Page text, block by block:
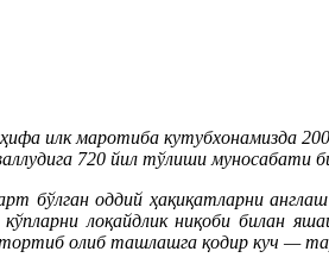
илк маротиба кутубхонамизда
720 йил тўлиши муносабати
бўлган оддий ҳақиқатларни
лоқайдлик ниқоби билан
тортиб олиб ташлашга қодир куч —